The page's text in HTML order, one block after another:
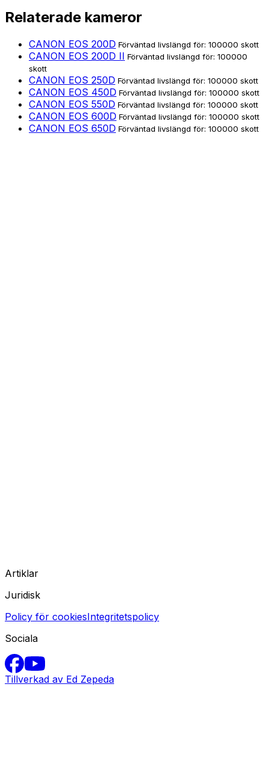
Relaterade kameror
CANON EOS 200D Förväntad livslängd för: 100000 skott
CANON EOS 200D II Förväntad livslängd för: 100000
skott
CANON EOS 250D Förväntad livslängd för: 100000 skott
CANON EOS 450D Förväntad livslängd för: 100000 skott
CANON EOS 550D Förväntad livslängd för: 100000 skott
CANON EOS 600D Förväntad livslängd för: 100000 skott
CANON EOS 650D Förväntad livslängd för: 100000 skott
Artiklar
Juridisk
Policy för cookiesIntegritetspolicy
Sociala
Tillverkad av Ed Zepeda